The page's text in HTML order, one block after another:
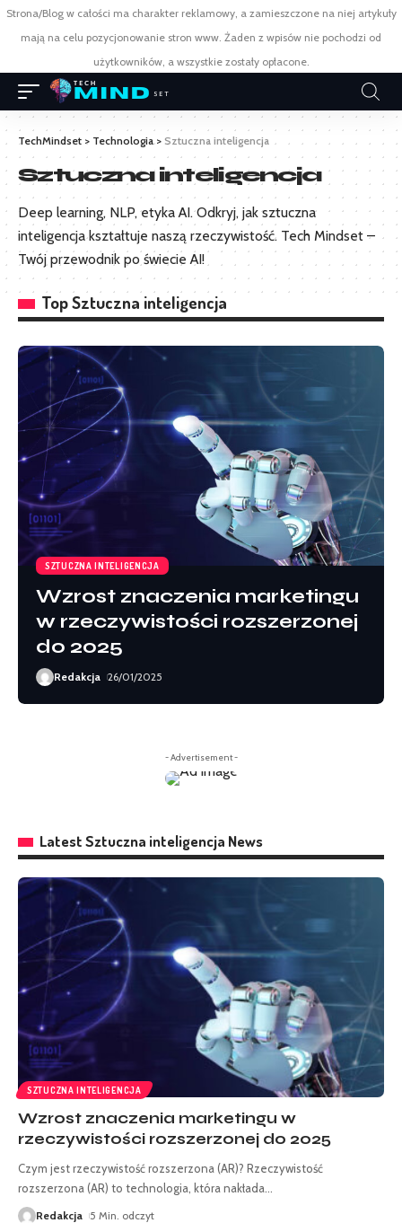
Strona/Blog w całości ma charakter reklamowy, a zamieszczone na niej artykuły
mają na celu pozycjonowanie stron www. Żaden z wpisów nie pochodzi od
użytkowników, a wszystkie zostały opłacone.
TechMindset > Technologia> Sztuczna inteligencja
Sztuczna inteligencja
Deep learning, NLP, etyka AI. Odkryj, jak sztuczna
inteligencja kształtuje naszą rzeczywistość. Tech Mindset –
Twój przewodnik po świecie AI!
Top Sztuczna inteligencja
SZTUCZNA INTELIGENCJA
Wzrost znaczenia marketingu
w rzeczywistości rozszerzonej
do 2025
Redakcja 26/01/2025
- Advertisement -
Latest Sztuczna inteligencja News
SZTUCZNA INTELIGENCJA
Wzrost znaczenia marketingu w
rzeczywistości rozszerzonej do 2025
Czym jest rzeczywistość rozszerzona (AR)? Rzeczywistość
rozszerzona (AR) to technologia, która nakłada
Redakcja 5 Min. odczyt